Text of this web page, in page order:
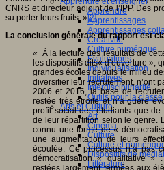
Apprendre
Apprentissages
Apprentissages
Créativité
Culture numérique
Evaluations
Individualisation
Initiatives
Interdisciplinarité
Outils pour la classe
Arts et Culture
Art
Cinéma
Culture
Culture et
Dispositifs de
Littérature
CNRS et directeur adjoint de l’IPP. Des
su porter leurs fruits. »[2]
La conclusion générale du rapport est
« À la lecture des résultats de
les dispositifs dits« d’ouverture »,
grandes écoles depuis le milieu
diversifier leur recrutement, n’ont
2006 et 2016, la base de
restée très étroite et n’a guère
profil social des étudiants que
de leur répartition selon le genre.
connu une forme de «
une augmentation de leurs
écoulée. Ce processus n’a pas
démocratisation « qualitative »
restées largement fermées aux